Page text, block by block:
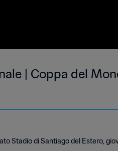
| Coppa del
Stadio di Santiago del Estero,